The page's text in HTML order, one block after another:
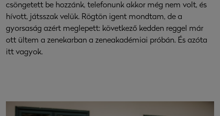
csöngetett be hozzánk, telefonunk akkor még nem volt, és
hívott, játsszak velük. Rögtön igent mondtam, de a
gyorsaság azért meglepett: következő kedden reggel már
ott ültem a zenekarban a zeneakadémiai próbán. És azóta
itt vagyok.